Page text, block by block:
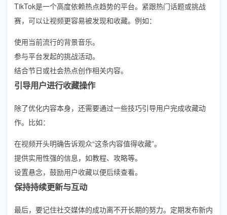
TikTok是一个高度依赖热点趋势的平台。紧跟热门话题或挑战
赛，可以让视频更容易被发现和收藏。例如：
使用当前流行的背景音乐。
参与平台发起的挑战活动。
结合节日或社会热点创作相关内容。
引导用户进行收藏操作
除了优化内容本身，还需要通过一些技巧引导用户完成收藏动
作。比如：
在视频开头明确告诉观众“这条内容值得收藏”。
提供实用性强的信息，如教程、攻略等。
设置悬念，鼓励用户收藏以便后续查看。
保持持续更新与互动
最后，要记住社交媒体的成功离不开长期的努力。定期发布新内